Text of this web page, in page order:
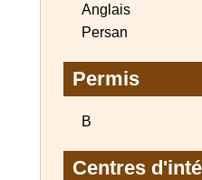
Anglais
Persan
Permis
B
Centres